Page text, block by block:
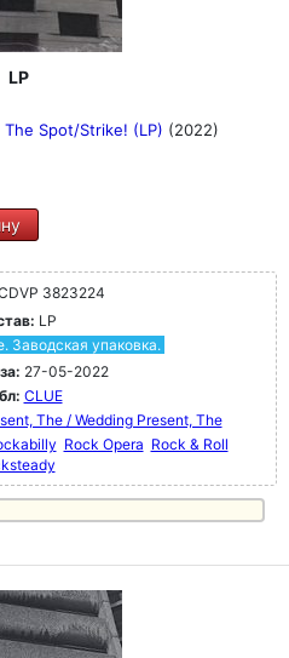
LP
Spot/Strike! (LP) (2022)
3823224
LP
Заводская упаковка.
27-05-2022
CLUE
The / Wedding Present, The
Rock Opera Rock & Roll